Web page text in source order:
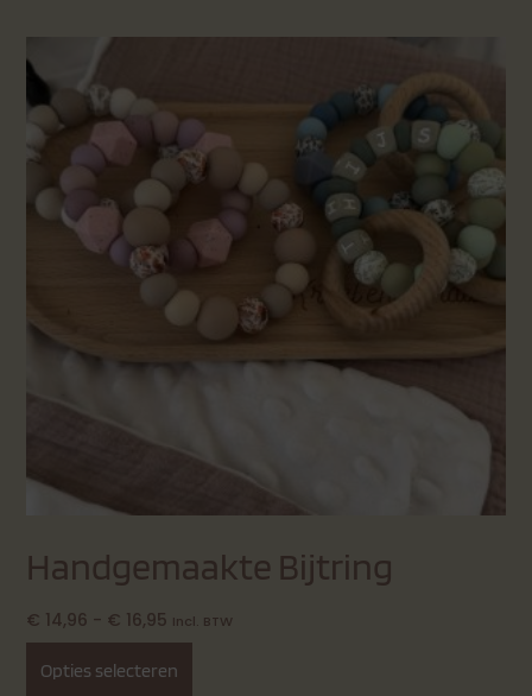
Handgemaakte Bijtring
€ 14,96 - € 16,95 Incl. BTW
Opties selecteren